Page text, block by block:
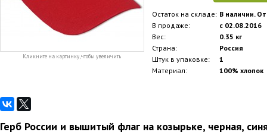
Кликните на картинку, чтобы увеличить
Остаток на складе: В наличии.
В продаже:
с 02.08.2016
Вес:
0.35 кг
Страна:
Россия
Штук в упаковке:
1
Материал:
100% хлопок
Герб России и вышитый флаг на козырьке, черная,